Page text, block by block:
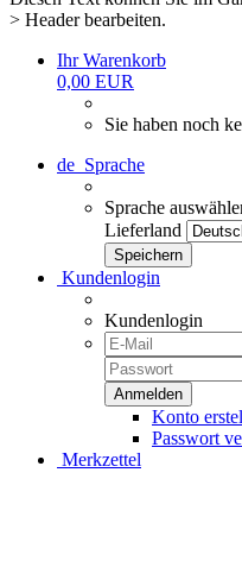
> Header bearbeiten.
Ihr Warenkorb
0,00 EUR
Sie haben noch
de Sprache
Sprache
Lieferland
Kundenlogin
Kundenlogin
Konto
Passwort
Merkzettel